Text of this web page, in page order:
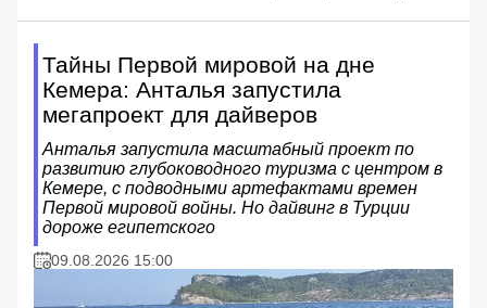
Тайны Первой мировой на дне
Кемера: Анталья запустила
мегапроект для дайверов
Анталья запустила масштабный проект по
развитию глубоководного туризма с центром в
Кемере, с подводными артефактами времен
Первой мировой войны. Но дайвинг в Турции
дороже египетского
09.08.2026 15:00